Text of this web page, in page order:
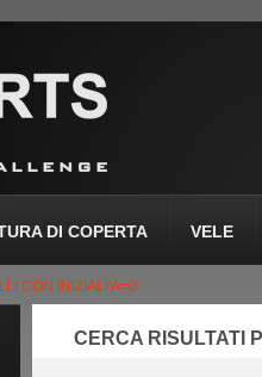
DI COPERTA VELE
CON INIZIALI'A=0'
CERCA RISULTATI